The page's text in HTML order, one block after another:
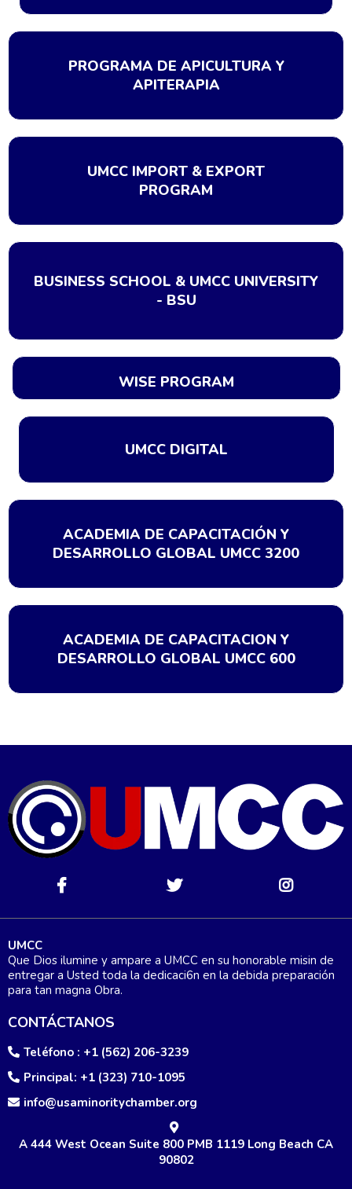
PROGRAMA DE APICULTURA Y
APITERAPIA
UMCC IMPORT & EXPORT
PROGRAM
BUSINESS SCHOOL & UMCC UNIVERSITY
- BSU
WISE PROGRAM
UMCC DIGITAL
ACADEMIA DE CAPACITACIÓN Y
DESARROLLO GLOBAL UMCC 3200
ACADEMIA DE CAPACITACION Y
DESARROLLO GLOBAL UMCC 600
UMCC
Que Dios ilumine y ampare a UMCC en su honorable misin de
entregar a Usted toda la dedicaci6n en la debida preparación
para tan magna Obra.
CONTÁCTANOS
Teléfono : +1 (562) 206-3239
Principal: +1 (323) 710-1095
info@usaminoritychamber.org
A 444 West Ocean Suite 800 PMB 1119 Long Beach CA
90802